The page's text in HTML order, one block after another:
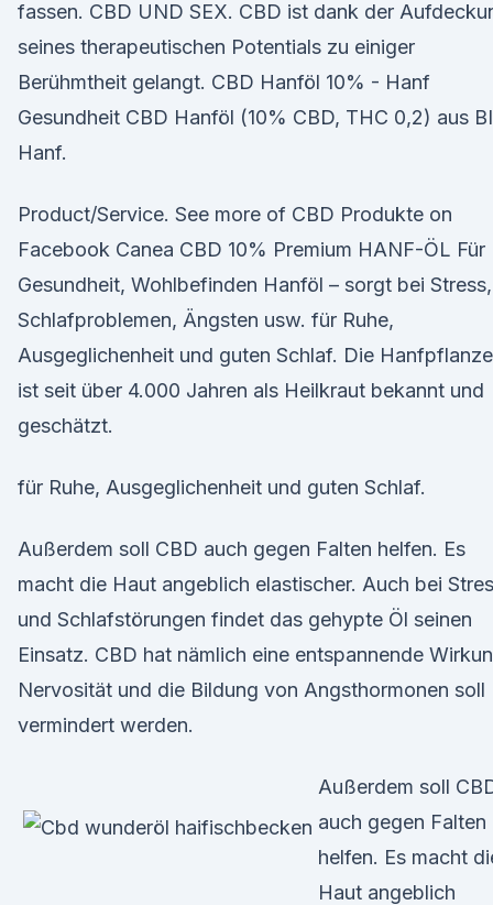
fassen. CBD UND SEX. CBD ist dank der
seines therapeutischen Potentials zu einiger
Berühmtheit gelangt. CBD Hanföl 10% - Hanf
Gesundheit CBD Hanföl (10% CBD, THC 0,2) aus
Hanf.
Product/Service. See more of CBD Produkte on
Facebook Canea CBD 10% Premium HANF-ÖL Für
Gesundheit, Wohlbefinden Hanföl – sorgt bei Stress,
Schlafproblemen, Ängsten usw. für Ruhe,
Ausgeglichenheit und guten Schlaf. Die Hanfpflanze
ist seit über 4.000 Jahren als Heilkraut bekannt und
geschätzt.
für Ruhe, Ausgeglichenheit und guten Schlaf.
Außerdem soll CBD auch gegen Falten helfen. Es
macht die Haut angeblich elastischer. Auch bei
und Schlafstörungen findet das gehypte Öl seinen
Einsatz. CBD hat nämlich eine entspannende
Nervosität und die Bildung von Angsthormonen soll
vermindert werden.
Außerdem soll
auch gegen Falten
helfen. Es macht
Haut angeblich